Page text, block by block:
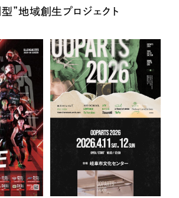
”地域創生プロジェクト